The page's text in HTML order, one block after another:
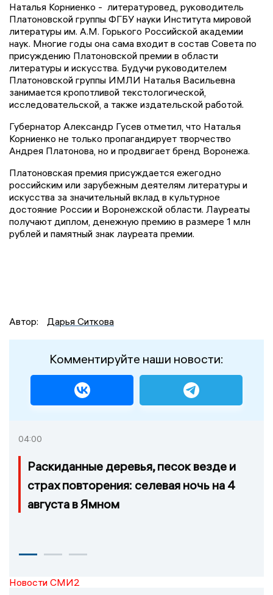
Наталья Корниенко - литературовед, руководитель
Платоновской группы ФГБУ науки Института мировой
литературы им. А.М. Горького Российской академии
наук. Многие годы она сама входит в состав Совета по
присуждению Платоновской премии в области
литературы и искусства. Будучи руководителем
Платоновской группы ИМЛИ Наталья Васильевна
занимается кропотливой текстологической,
исследовательской, а также издательской работой.
Губернатор Александр Гусев отметил, что Наталья
Корниенко не только пропагандирует творчество
Андрея Платонова, но и продвигает бренд Воронежа.
Платоновская премия присуждается ежегодно
российским или зарубежным деятелям литературы и
искусства за значительный вклад в культурное
достояние России и Воронежской области. Лауреаты
получают диплом, денежную премию в размере 1 млн
рублей и памятный знак лауреата премии.
Автор: Дарья Ситкова
Комментируйте наши новости:
04:00
Раскиданные деревья, песок везде и
страх повторения: селевая ночь на 4
августа в Ямном
Новости СМИ2